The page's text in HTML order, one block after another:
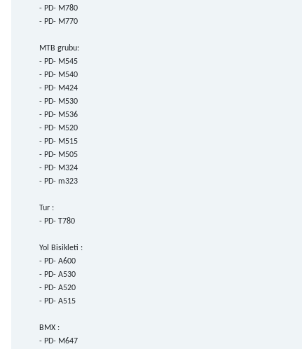
- PD- M780
- PD- M770
MTB grubu:
- PD- M545
- PD- M540
- PD- M424
- PD- M530
- PD- M536
- PD- M520
- PD- M515
- PD- M505
- PD- M324
- PD- m323
Tur :
- PD- T780
Yol Bisikleti :
- PD- A600
- PD- A530
- PD- A520
- PD- A515
BMX :
- PD- M647